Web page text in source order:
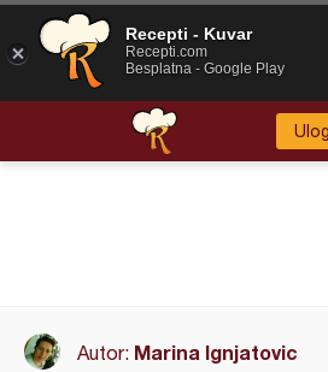
Autor: Marina Ignjatovic
Recepti - Kuvar
Recepti.com
Besplatna - Google Play